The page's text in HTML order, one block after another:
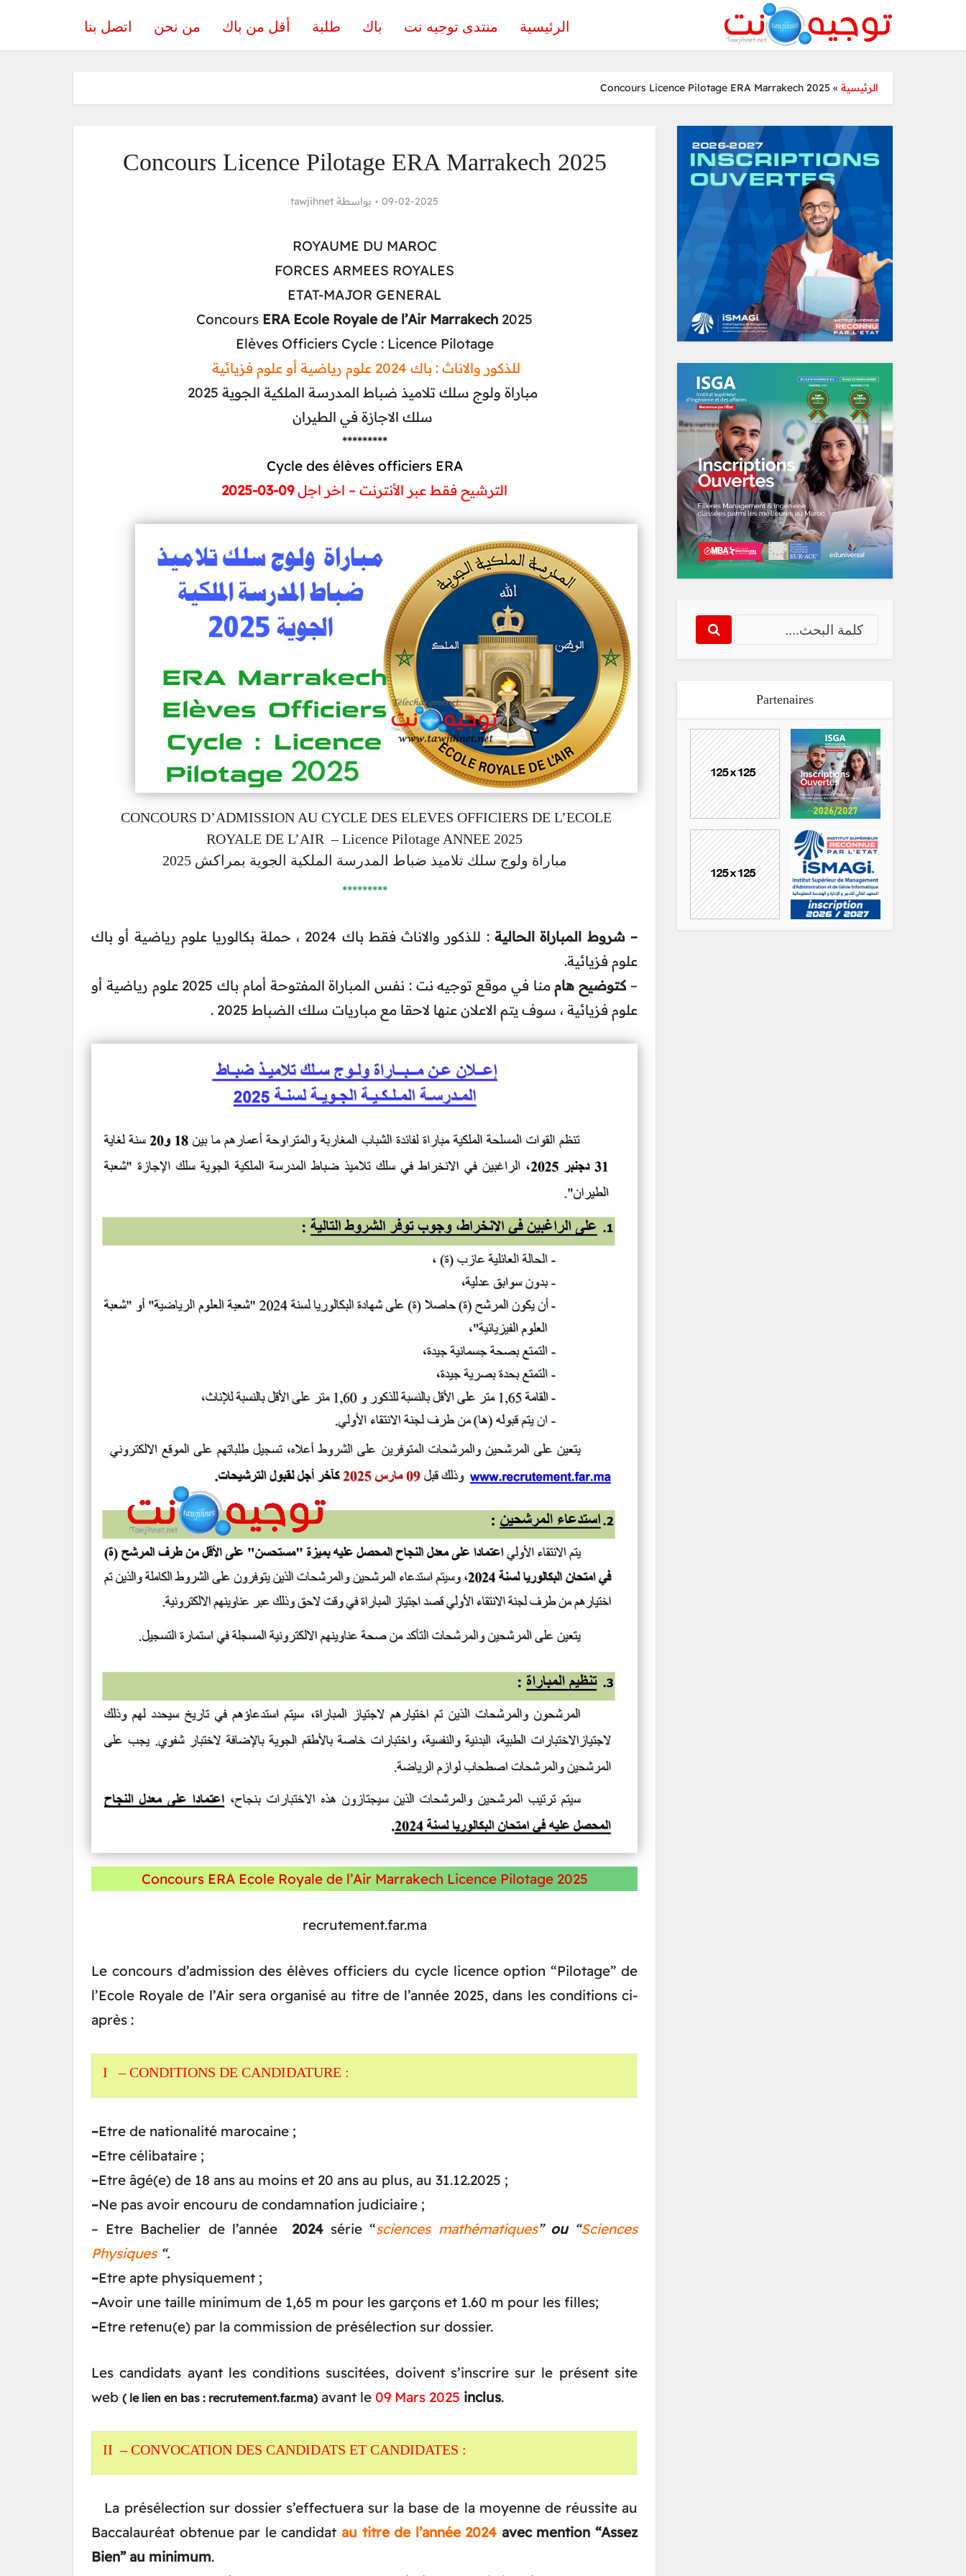
الرئيسية منتدى توجيه نت باك طلبة أقل من باك من نحن اتصل بنا
الرئيسية »
Concours Licence Pilotage ERA Marrakech 2025
Concours Licence Pilotage ERA Marrakech 2025
09-02-2025 بواسطة tawjihnet
ROYAUME DU MAROC
FORCES ARMEES ROYALES
ETAT-MAJOR GENERAL
Concours ERA Ecole Royale de l’Air Marrakech 2025
Elèves Officiers Cycle : Licence Pilotage
للذكور والاناث : باك 2024 علوم رياضية أو علوم فزيائية
مباراة ولوج سلك تلاميذ ضباط المدرسة الملكية الجوية 2025
سلك الاجازة في الطيران
*********
Cycle des élèves officiers ERA
الترشيح فقط عبر الأنترنت – اخر اجل09-03-2025
CONCOURS D’ADMISSION AU CYCLE DES ELEVES OFFICIERS DE L’ECOLE
ROYALE DE L’AIR – Licence Pilotage ANNEE 2025
مباراة ولوج سلك تلاميذ ضباط المدرسة الملكية الجوية بمراكش 2025
*********
– شروط المباراة الحالية
: للذكور والاناث فقط باك 2024 ، حملة بكالوريا علوم رياضية أو باك
علوم فزيائية.
– كتوضيح هام
منا في موقع توجيه نت : نفس المباراة المفتوحة أمام باك 2025 علوم رياضية أو
علوم فزيائية ، سوف يتم الاعلان عنها لاحقا مع مباريات سلك الضباط 2025 .
Concours ERA Ecole Royale de l’Air Marrakech Licence Pilotage 2025
recrutement.far.ma
Le concours d’admission des élèves officiers du cycle licence option “Pilotage” de
l’Ecole Royale de l’Air sera organisé au titre de l’année 2025, dans les conditions ci-
après :
I – CONDITIONS DE CANDIDATURE :
–Etre de nationalité marocaine ;
–Etre célibataire ;
–Etre âgé(e) de 18 ans au moins et 20 ans au plus, au 31.12.2025 ;
–Ne pas avoir encouru de condamnation judiciaire ;
– Etre Bachelier de l’année 2024 série “sciencesmathématiques” ou“Sciences
Physiques“.
–Etre apte physiquement ;
–Avoir une taille minimum de 1,65 m pour les garçons et 1.60 m pour les filles;
–Etre retenu(e) par la commission de présélection sur dossier.
Les candidats ayant les conditions suscitées, doivent s’inscrire sur le présent site
web ( le lien en bas : recrutement.far.ma) avant le 09 Mars 2025 inclus.
II – CONVOCATION DES CANDIDATS ET CANDIDATES :
La présélection sur dossier s’effectuera sur la base de la moyenne de réussite au
Baccalauréat obtenue par le candidat au titre de l’année 2024 avec mention “Assez
Bien” au minimum.
Partenaires